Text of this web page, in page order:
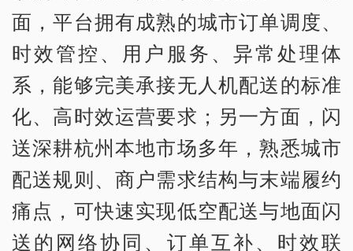
面，平台拥有成熟的城市订单调度、
时效管控、用户服务、异常处理体
系，能够完美承接无人机配送的标准
化、高时效运营要求；另一方面，闪
送深耕杭州本地市场多年，熟悉城市
配送规则、商户需求结构与末端履约
痛点，可快速实现低空配送与地面闪
送的网络协同、订单互补、时效联